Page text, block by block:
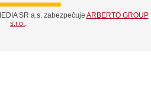
SR a.s. zabezpečuje ARBERTO GROUP
s.r.o.